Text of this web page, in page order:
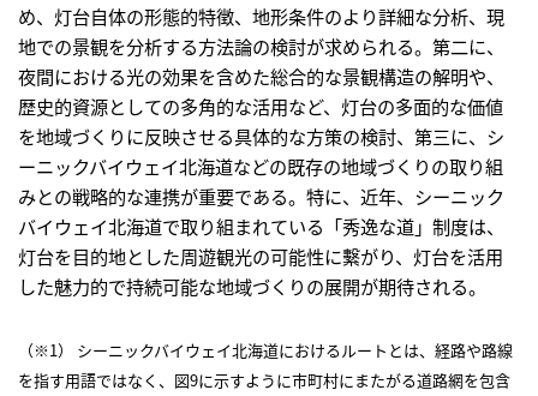
め、灯台自体の形態的特徴、地形条件のより詳細な分析、現
地での景観を分析する方法論の検討が求められる。第二に、
夜間における光の効果を含めた総合的な景観構造の解明や、
歴史的資源としての多角的な活用など、灯台の多面的な価値
を地域づくりに反映させる具体的な方策の検討、第三に、シ
ーニックバイウェイ北海道などの既存の地域づくりの取り組
みとの戦略的な連携が重要である。特に、近年、シーニック
バイウェイ北海道で取り組まれている「秀逸な道」制度は、
灯台を目的地とした周遊観光の可能性に繫がり、灯台を活用
した魅力的で持続可能な地域づくりの展開が期待される。
（※1） シーニックバイウェイ北海道におけるルートとは、経路や路線
を指す用語ではなく、図9に示すように市町村にまたがる道路網を包含